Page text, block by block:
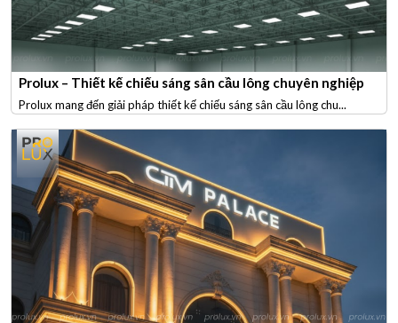
Prolux – Thiết kế chiếu sáng sân cầu lông chuyên nghiệp
Prolux mang đến giải pháp thiết kế chiếu sáng sân cầu lông chu...